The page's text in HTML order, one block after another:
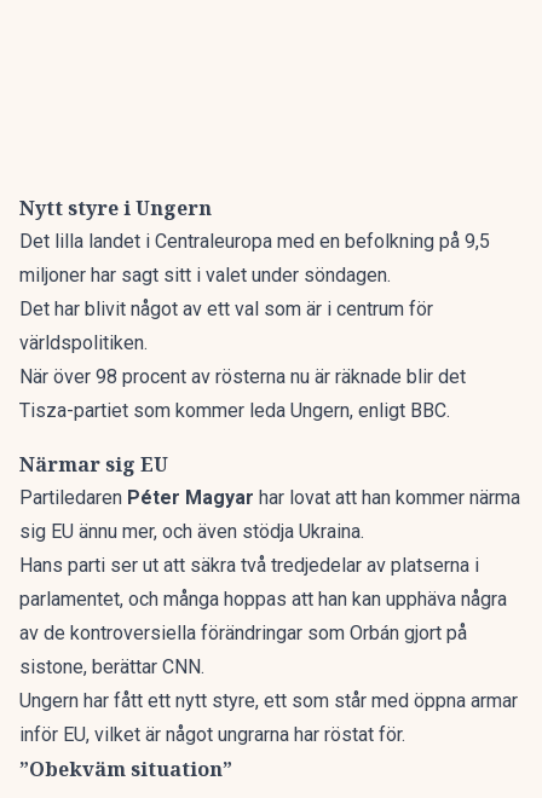
Nytt styre i Ungern
Det lilla landet i Centraleuropa med en befolkning på 9,5
miljoner har sagt sitt i valet under söndagen.
Det har blivit något av ett val som är i centrum för
världspolitiken.
När över 98 procent av rösterna nu är räknade blir det
Tisza-partiet som kommer leda Ungern, enligt BBC.
Närmar sig EU
Partiledaren Péter Magyar har lovat att han kommer närma
sig EU ännu mer, och även stödja Ukraina.
Hans parti ser ut att säkra två tredjedelar av platserna i
parlamentet, och många hoppas att han kan upphäva några
av de kontroversiella förändringar som Orbán gjort på
sistone, berättar CNN.
Ungern har fått ett nytt styre, ett som står med öppna armar
inför EU, vilket är något ungrarna har röstat för.
”Obekväm situation”